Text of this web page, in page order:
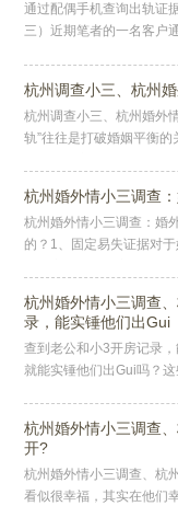
通过配偶手机查询出轨证
三）近期笔者的一名客户
杭州调查小三、杭州
杭州调查小三、杭州婚外
轨”往往是打破婚姻平衡
杭州婚外情小三调查
杭州婚外情小三调查：婚
的？1、固定易失证据对
杭州婚外情小三调查
录，能实锤他们出Gui
查到老公和小3开房记录
就能实锤他们出Gui吗？
杭州婚外情小三调查
开?
杭州婚外情小三调查、杭
看似很幸福，其实在他们